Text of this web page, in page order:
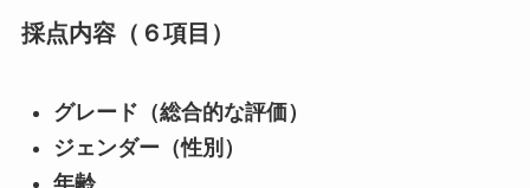
採点内容（６項目）
グレード（総合的な評価）
ジェンダー（性別）